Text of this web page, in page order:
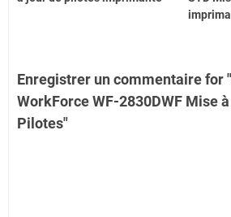
Enregistrer un commentaire for
WorkForce WF-2830DWF Mise
Pilotes"